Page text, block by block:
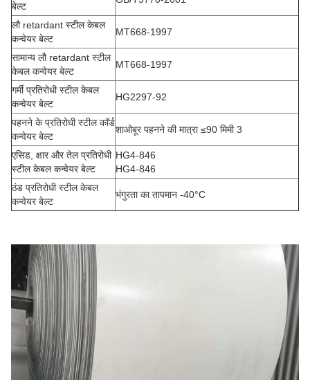
बेल्ट
लौ retardant स्टील केबल
कन्वेयर बेल्ट
MT668-1997
सामान्य लौ retardant स्टील
केबल कन्वेयर बेल्ट
MT668-1997
गर्मी प्रतिरोधी स्टील केबल
कन्वेयर बेल्ट
HG2297-92
पहनने के प्रतिरोधी स्टील कॉर्ड
कन्वेयर बेल्ट
शाओबूर पहनने की मात्रा ≤90 मिमी 3
एसिड, क्षार और तेल प्रतिरोधी
स्टील केबल कन्वेयर बेल्ट
HG4-846
HG4-846
ठंड प्रतिरोधी स्टील केबल
कन्वेयर बेल्ट
भंगुरता का तापमान -40°C